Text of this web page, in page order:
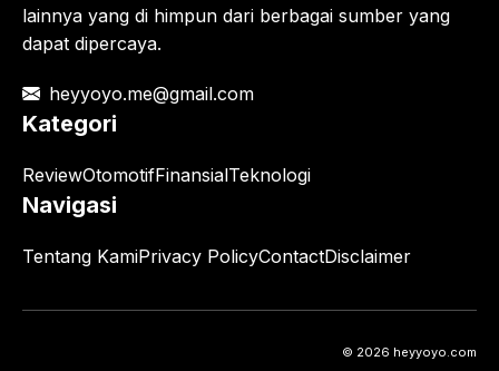
lainnya yang di himpun dari berbagai sumber yang
dapat dipercaya.
heyyoyo.me@gmail.com
Kategori
ReviewOtomotifFinansialTeknologi
Navigasi
Tentang KamiPrivacy PolicyContactDisclaimer
© 2026 heyyoyo.com